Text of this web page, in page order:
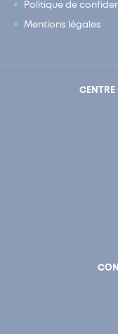
Politique de
Mentions légales
CENTRE